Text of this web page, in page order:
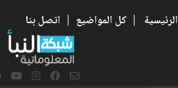
الرئيسية | كل المواضيع | اتصل بنا